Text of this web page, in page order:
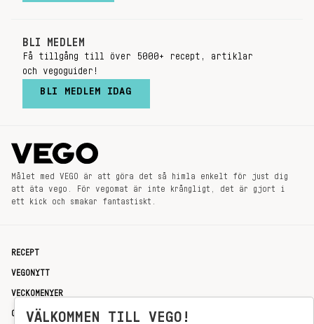
BLI MEDLEM
Få tillgång till över 5000+ recept, artiklar
och vegoguider!
BLI MEDLEM IDAG
Målet med VEGO är att göra det så himla enkelt för just dig
att äta vego. För vegomat är inte krångligt, det är gjort i
ett kick och smakar fantastiskt.
RECEPT
VEGONYTT
VECKOMENYER
OM OSSVÄLKOMMEN TILL VEGO!